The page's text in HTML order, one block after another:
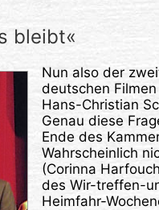
bleibt«
Nun also der
deutschen
Hans-Christian
Genau diese
Ende des
Wahrscheinlich
(Corinna
des Wir-treffen-
Heimfahr-